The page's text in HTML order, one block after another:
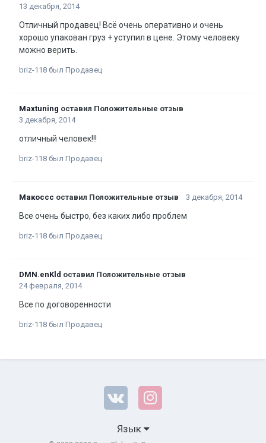
13 декабря, 2014
Отличный продавец! Всё очень оперативно и очень
хорошо упакован груз + уступил в цене. Этому человеку
можно верить.
briz-118 был Продавец
Maxtuning оставил Положительные отзыв
3 декабря, 2014
отличный человек!!!
briz-118 был Продавец
Макоссс оставил Положительные отзыв 3 декабря, 2014
Все очень быстро, без каких либо проблем
briz-118 был Продавец
DMN.enKld оставил Положительные отзыв
24 февраля, 2014
Все по договоренности
briz-118 был Продавец
Язык